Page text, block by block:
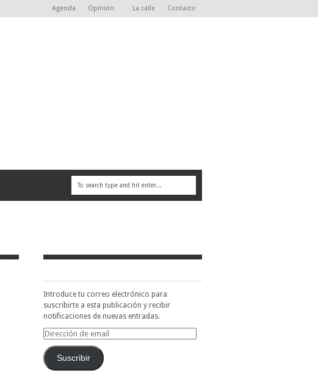
Agenda Opinión La calle Contacto
Introduce tu correo electrónico para
suscribirte a esta publicación y recibir
notificaciones de nuevas entradas.
Dirección
emailSuscribir